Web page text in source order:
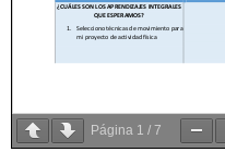
Página 1 / 7